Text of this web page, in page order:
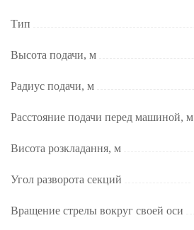
Тип
Высота подачи, м
Радиус подачи, м
Расстояние подачи перед машиной, м
Висота розкладання, м
Угол разворота секций
Вращение стрелы вокруг своей оси